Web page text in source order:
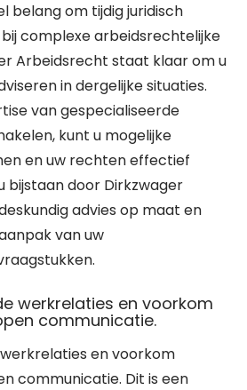
belang om tijdig juridisch
complexe arbeidsrechtelijke
Arbeidsrecht staat klaar om u
in dergelijke situaties.
van gespecialiseerde
kunt u mogelijke
en uw rechten effectief
bijstaan door Dirkzwager
advies op maat en
van uw
werkrelaties en voorkom
communicatie.
en voorkom
communicatie. Dit is een